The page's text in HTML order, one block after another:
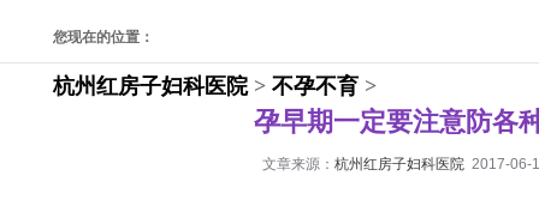
您现在的位置：
杭州红房子妇科医院> 不孕不育 >
孕早期一定要注意防各
文章来源： 杭州红房子妇科医院 2017-06-